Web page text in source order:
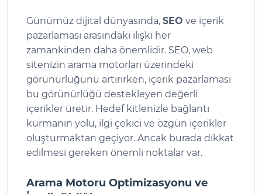
Günümüz dijital dünyasında, SEO ve içerik
pazarlaması arasındaki ilişki her
zamankinden daha önemlidir. SEO, web
sitenizin arama motorları üzerindeki
görünürlüğünü artırırken, içerik pazarlaması
bu görünürlüğü destekleyen değerli
içerikler üretir. Hedef kitlenizle bağlantı
kurmanın yolu, ilgi çekici ve özgün içerikler
oluşturmaktan geçiyor. Ancak burada dikkat
edilmesi gereken önemli noktalar var.
Arama Motoru Optimizasyonu ve